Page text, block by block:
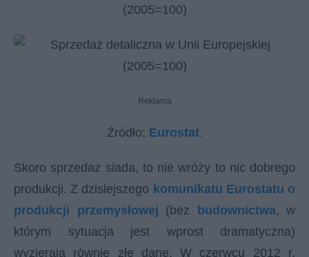
(2005=100)
Reklama
Źródło: Eurostat.
Skoro sprzedaż siada, to nie wróży to nic dobrego
produkcji. Z dzisiejszego komunikatu Eurostatu o
produkcji przemysłowej (bez budownictwa, w
którym sytuacja jest wprost dramatyczna)
wyzierają równie złe dane. W czerwcu 2012 r.